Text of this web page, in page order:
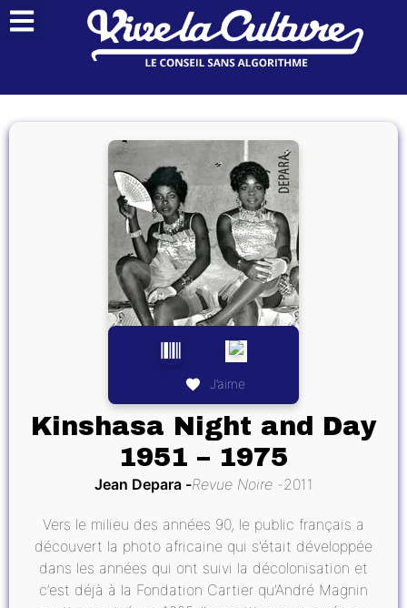
J’aime
Kinshasa Night and Day
1951 – 1975
Jean Depara Revue Noire 2011
Vers le milieu des années 90, le public français a
découvert la photo africaine qui s’était développée
dans les années qui ont suivi la décolonisation et
c’est déjà à la Fondation Cartier qu’André Magnin